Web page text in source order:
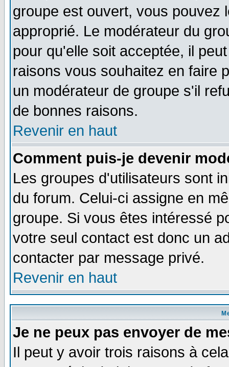
groupe est ouvert, vous pouvez
approprié. Le modérateur du
pour qu'elle soit acceptée, il
raisons vous souhaitez en faire
un modérateur de groupe s'il
de bonnes raisons.
Revenir en haut
Comment puis-je devenir
Les groupes d'utilisateurs sont
du forum. Celui-ci assigne en
groupe. Si vous êtes intéressé
votre seul contact est donc un
contacter par message privé.
Revenir en haut
Je ne peux pas envoyer de
Il peut y avoir trois raisons à